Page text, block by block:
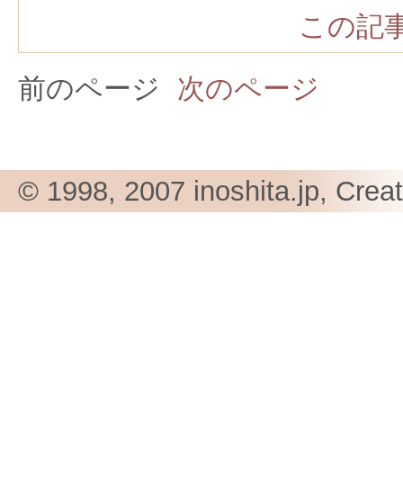
この記
前のページ
次のページ
© 1998, 2007 inoshita.jp,